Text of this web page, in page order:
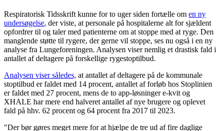
Respiratorisk Tidsskrift kunne for to uger siden fortælle om en ny
undersøgelse, der viste, at personale på hospitalerne alt for sjældent
opfordrer til og taler med patienterne om at stoppe med at ryge. Den
manglende støtte til rygere, der gerne vil stoppe, ses nu også i en ny
analyse fra Lungeforeningen. Analysen viser nemlig et drastisk fald i
antallet af deltagere på forskellige rygestoptilbud.
Analysen viser således, at antallet af deltagere på de kommunale
stoptilbud er faldet med 14 procent, antallet af forløb hos Stoplinien
er faldet med 27 procent, mens de to app-løsninger e-kvit og
XHALE har mere end halveret antallet af nye brugere og oplevet
fald på hhv. 62 procent og 64 procent fra 2017 til 2023.
"Der bør gøres meget mere for at hjælpe de tre ud af fire daglige